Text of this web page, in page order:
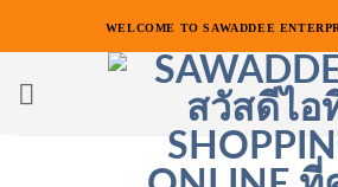
เนื้อหา
WELCOME TO SAWADDEE